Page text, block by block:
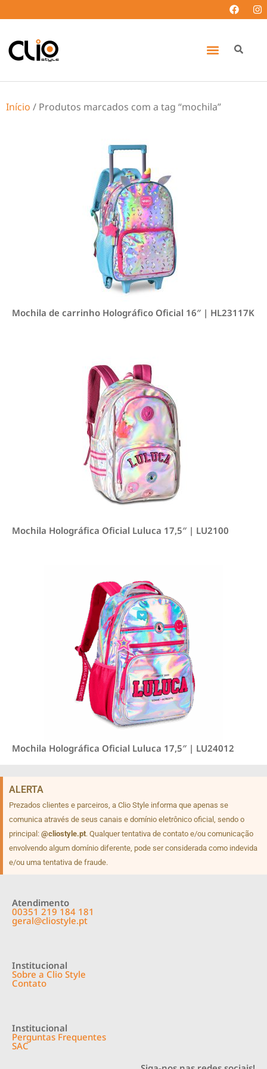
Início / Produtos marcados com a tag “mochila”
Mochila de carrinho Holográfico Oficial 16″ | HL23117K
Mochila Holográfica Oficial Luluca 17,5″ | LU2100
Mochila Holográfica Oficial Luluca 17,5″ | LU24012
ALERTA
Prezados clientes e parceiros, a Clio Style informa que apenas se
comunica através de seus canais e domínio eletrônico oficial, sendo o
principal: @cliostyle.pt. Qualquer tentativa de contato e/ou comunicação
envolvendo algum domínio diferente, pode ser considerada como indevida
e/ou uma tentativa de fraude.
Atendimento
00351 219 184 181
geral@cliostyle.pt
Institucional
Sobre a Clio Style
Contato
Institucional
Perguntas Frequentes
SAC